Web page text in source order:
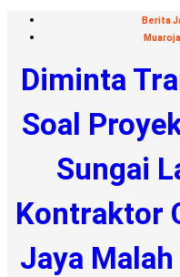
Berita
Diminta
Soal
Sungai
Kontraktor
Jaya